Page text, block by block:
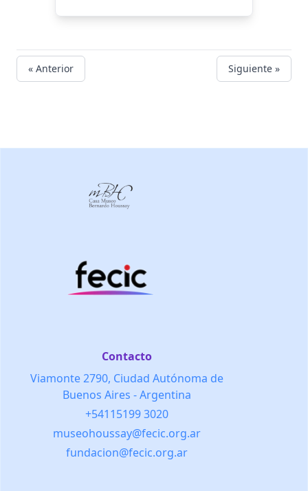
« Anterior Siguiente »
Contacto
Viamonte 2790, Ciudad Autónoma de
Buenos Aires - Argentina
+54115199 3020
museohoussay@fecic.org.ar
fundacion@fecic.org.ar